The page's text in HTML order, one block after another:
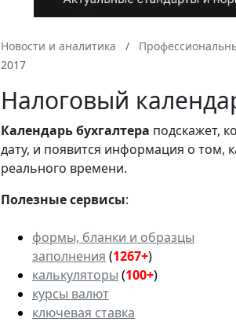
Новости и аналитика
2017
Налоговый
Календарьбухгалтера подскажет,
дату, и появится информация о том,
реального времени.
Полезные сервисы:
формы, бланки и образцы
заполнения (1267+)
калькуляторы (100+)
курсы валют
ключевая ставка